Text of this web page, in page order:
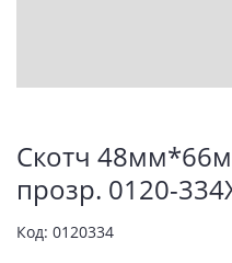
Скотч
прозр. 0120-
Код: 0120334